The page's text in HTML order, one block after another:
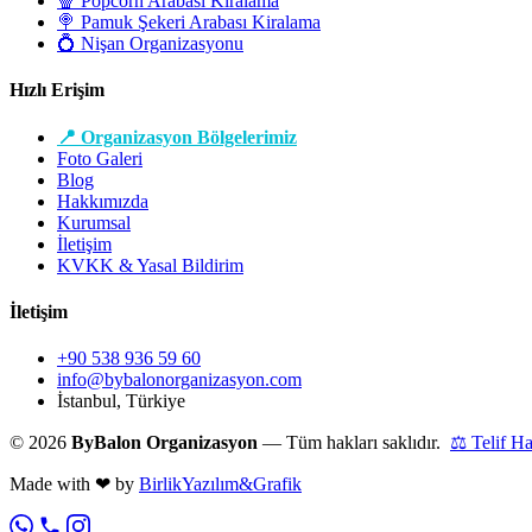
🍭 Pamuk Şekeri Arabası Kiralama
💍 Nişan Organizasyonu
Hızlı Erişim
📍 Organizasyon Bölgelerimiz
Foto Galeri
Blog
Hakkımızda
Kurumsal
İletişim
KVKK & Yasal Bildirim
İletişim
+90 538 936 59 60
info@bybalonorganizasyon.com
İstanbul, Türkiye
© 2026 ByBalon Organizasyon — Tüm hakları saklıdır. ⚖ Telif
Made with ❤ by BirlikYazılım&Grafik